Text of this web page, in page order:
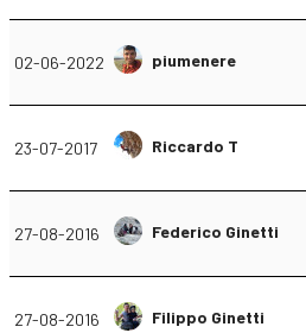
02-06-2022 piumenere
23-07-2017 Riccardo T
27-08-2016 Federico Ginetti
27-08-2016 Filippo Ginetti